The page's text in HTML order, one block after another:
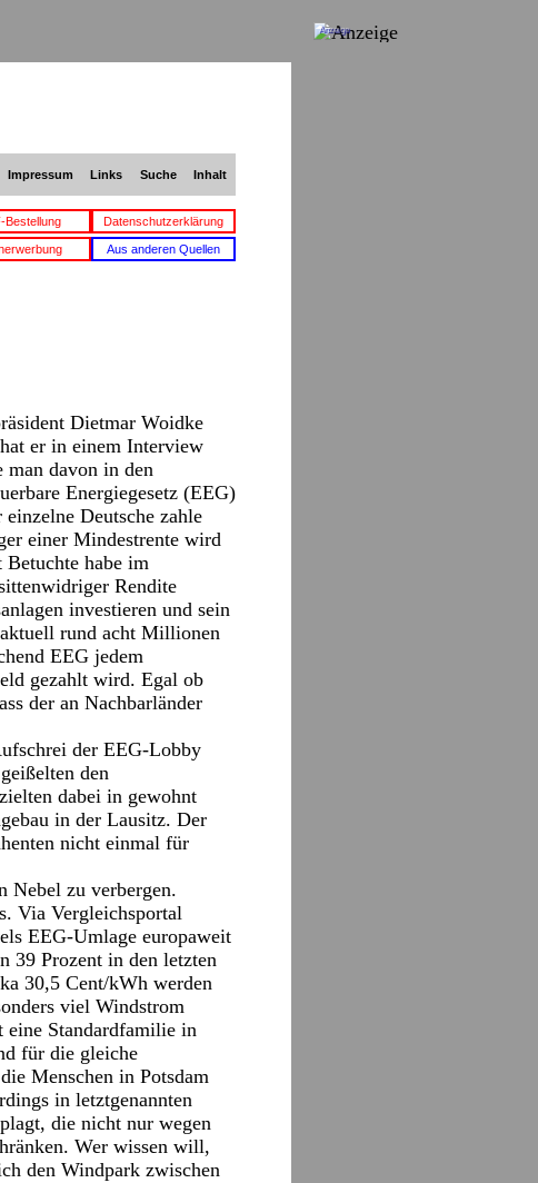
Impressum Links Suche Inhalt
Bestellung Datenschutzerklärung
Aus anderen Quellen
Dietmar Woidke
er in einem Interview
man davon in den
Energiegesetz (EEG)
Deutsche zahle
einer Mindestrente wird
habe im
Rendite
investieren und sein
rund acht Millionen
EEG jedem
gezahlt wird. Egal ob
der an Nachbarländer
der EEG-Lobby
den
dabei in gewohnt
in der Lausitz. Der
nicht einmal für
Nebel zu verbergen.
Via Vergleichsportal
EEG-Umlage europaweit
39 Prozent in den letzten
30,5 Cent/kWh werden
viel Windstrom
eine Standardfamilie in
für die gleiche
Menschen in Potsdam
in letztgenannten
die nicht nur wegen
Wer wissen will,
den Windpark zwischen
Anzeige